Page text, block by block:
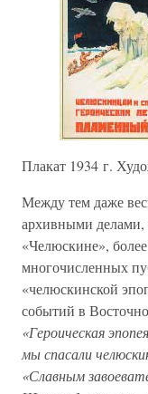
Плакат 1934 г.
Между тем даже
архивными
«Челюскине»,
многочисленных
«челюскинской
событий в
«Героическая
мы спасали
«Славным